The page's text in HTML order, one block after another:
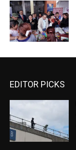
EDITOR PICKS